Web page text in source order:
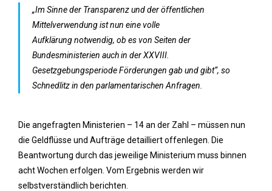
„Im Sinne der Transparenz und der öffentlichen
Mittelverwendung ist nun eine volle
Aufklärung notwendig, ob es von Seiten der
Bundesministerien auch in der XXVIII.
Gesetzgebungsperiode Förderungen gab und gibt“, so
Schnedlitz in den parlamentarischen Anfragen.
Die angefragten Ministerien – 14 an der Zahl – müssen nun
die Geldflüsse und Aufträge detailliert offenlegen. Die
Beantwortung durch das jeweilige Ministerium muss binnen
acht Wochen erfolgen. Vom Ergebnis werden wir
selbstverständlich berichten.